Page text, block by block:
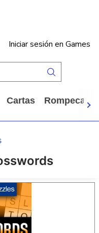
Iniciar sesión en Games
Cartas